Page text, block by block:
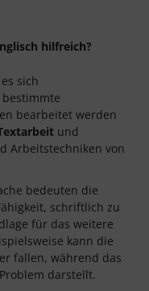
hilfreich?
sich
bestimmte
bearbeitet werden
und
Arbeitstechniken von
bedeuten die
schriftlich zu
für das weitere
kann die
fallen, während das
darstellt.